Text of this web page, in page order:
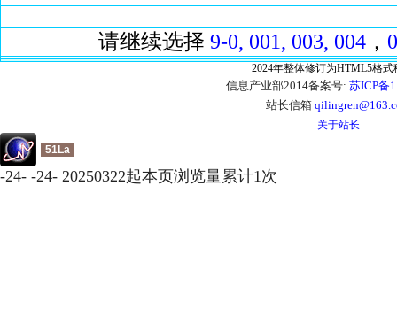
请继续选择 9-0, 001, 003, 004，
2024年整体修订为HTML5格式
信息产业部2014备案号: 苏ICP备
站长信箱
关于站长
51La
-24- -24- 20250322起本页浏览量累计1次